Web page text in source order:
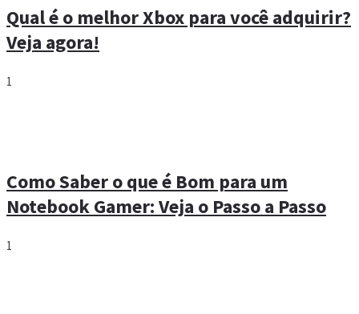
Qual é o melhor Xbox para você adquirir?
Veja agora!
1
Como Saber o que é Bom para um
Notebook Gamer: Veja o Passo a Passo
1